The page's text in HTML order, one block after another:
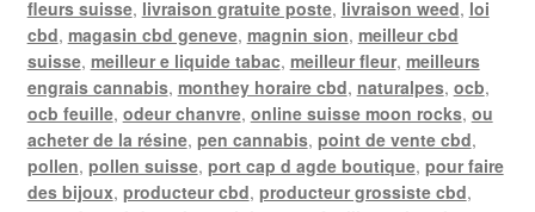
fleurs suisse, livraison gratuite poste, livraison weed, loi
cbd, magasin cbd geneve, magnin sion, meilleur cbd
suisse, meilleur e liquide tabac, meilleur fleur, meilleurs
engrais cannabis, monthey horaire cbd, naturalpes, ocb,
ocb feuille, odeur chanvre, online suisse moon rocks, ou
acheter de la résine, pen cannabis, point de vente cbd,
pollen, pollen suisse, port cap d agde boutique, pour faire
des bijoux, producteur cbd, producteur grossiste cbd,